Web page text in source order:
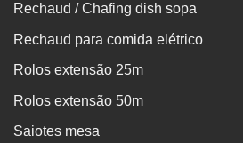
Rechaud / Chafing dish sopa
Rechaud para comida elétrico
Rolos extensão 25m
Rolos extensão 50m
Saiotes mesa